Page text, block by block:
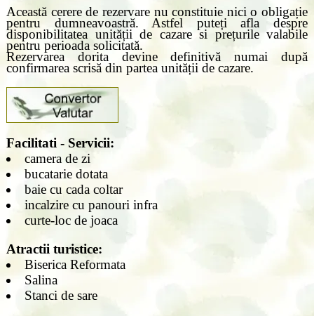
Această cerere de rezervare nu constituie nici o obligație
pentru dumneavoastră. Astfel puteți afla despre
disponibilitatea unității de cazare si prețurile valabile
pentru perioada solicitată.
Rezervarea dorita devine definitivă numai după
confirmarea scrisă din partea unității de cazare.
Facilitati - Servicii:
camera de zi
bucatarie dotata
baie cu cada coltar
incalzire cu panouri infra
curte-loc de joaca
Atractii turistice:
Biserica Reformata
Salina
Stanci de sare